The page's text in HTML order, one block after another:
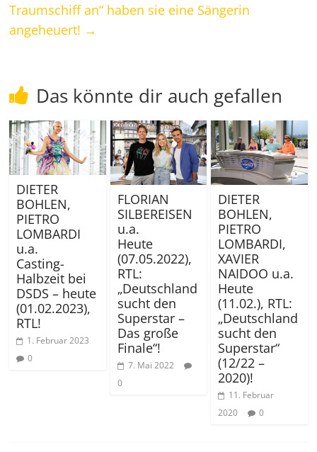
Traumschiff an“ haben sie eine Sängerin
angeheuert! →
Das könnte dir auch gefallen
DIETER
BOHLEN,
PIETRO
LOMBARDI
u.a.
Casting-
Halbzeit bei
DSDS – heute
(01.02.2023),
RTL!
1. Februar 2023
0
FLORIAN
SILBEREISEN
u.a.
Heute
(07.05.2022),
RTL:
„Deutschland
sucht den
Superstar –
Das große
Finale“!
7. Mai 2022
0
DIETER
BOHLEN,
PIETRO
LOMBARDI,
XAVIER
NAIDOO u.a.
Heute
(11.02.), RTL:
„Deutschland
sucht den
Superstar“
(12/22 –
2020)!
11. Februar
2020
0